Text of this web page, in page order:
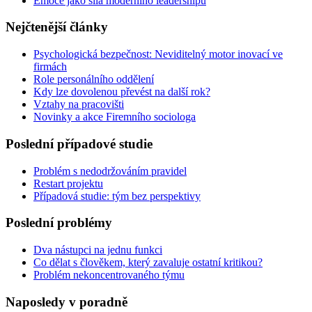
Nejčtenější články
Psychologická bezpečnost: Neviditelný motor inovací ve
firmách
Role personálního oddělení
Kdy lze dovolenou převést na další rok?
Vztahy na pracovišti
Novinky a akce Firemního sociologa
Poslední případové studie
Problém s nedodržováním pravidel
Restart projektu
Případová studie: tým bez perspektivy
Poslední problémy
Dva nástupci na jednu funkci
Co dělat s člověkem, který zavaluje ostatní kritikou?
Problém nekoncentrovaného týmu
Naposledy v poradně